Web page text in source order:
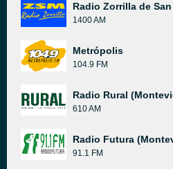
Radio Zorrilla de
1400 AM
Metrópolis
104.9 FM
Radio Rural
610 AM
Radio Futura
91.1 FM